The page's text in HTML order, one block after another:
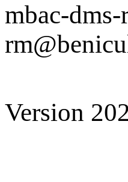
mbac-
Version